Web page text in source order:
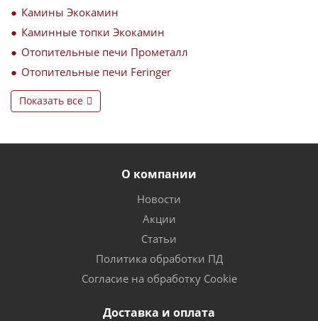
Камины Экокамин
Каминные топки Экокамин
Отопительные печи Прометалл
Отопительные печи Feringer
Показать все
О компании
Новости
Акции
Статьи
Политика обработки ПД
Согласие на обработку Cookie
Доставка и оплата